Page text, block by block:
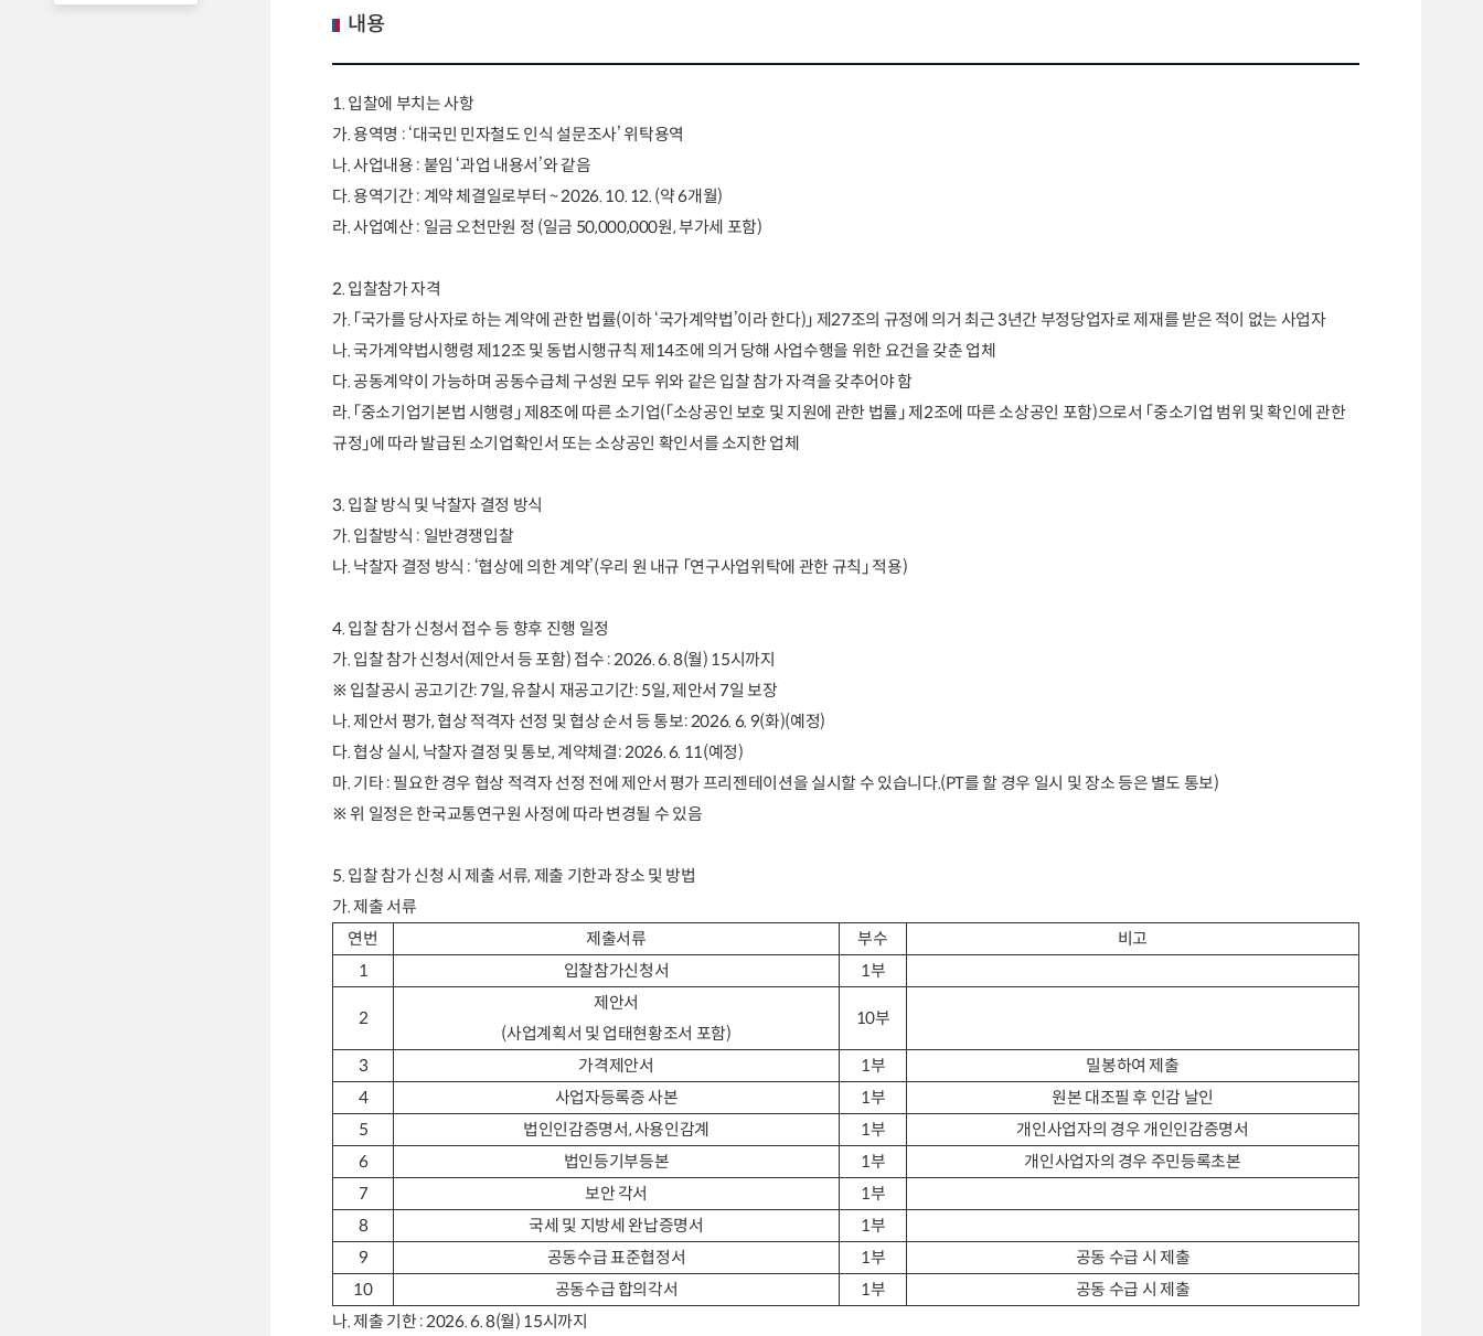
내용
1. 입찰에 부치는 사항
가.용역명 : ‘대국민 민자철도 인식 설문조사’위탁용역
나.사업내용 : 붙임 ‘과업 내용서 ’와 같음
다.용역기간: 계약 체결일로부터~ 2026. 10. 12. (약6개월)
라.사업예산: 일금 오천만원 정 (일금 50,000,000원,부가세 포함)
2. 입찰참가자격
가. 「국가를 당사자로 하는 계약에 관한 법률(이하‘국가계약법’이라 한다) 」 제27조의 규정에 의거 최근3년간 부정당업자로 제재를 받은 적이 없는 사업자
나.국가계약법시행령 제 12조 및 동법시행규칙 제 14조에 의거 당해 사업수행을 위한 요건을 갖춘 업체
다.공동계약이 가능하며 공동수급체 구성원 모두 위와 같은 입찰 참가 자격을 갖추어야 함
라. 「중소기업기본법 시행령 」제 8조에 따른 소기업(「소상공인 보호 및 지원에 관한 법률 」제 2조에 따른 소상공인 포함)으로서 「중소기업 범위 및 확인에 관한
규정 」에 따라 발급된 소기업확인서 또는 소상공인 확인서를 소지한 업체
3. 입찰 방식 및 낙찰자 결정 방식
가. 입찰방식 : 일반경쟁입찰
나. 낙찰자 결정 방식 : ‘협상에 의한 계약’(우리 원 내규 「연구사업위탁에 관한 규칙 」 적용)
4. 입찰 참가 신청서 접수 등 향후 진행 일정
가. 입찰 참가 신청서 (제안서 등 포함) 접수 : 2026. 6. 8(월) 15시까지
※ 입찰공시 공고기간: 7일,유찰시 재공고기간: 5일,제안서 7일 보장
나.제안서 평가,협상 적격자 선정 및 협상 순서 등 통보: 2026. 6. 9(화)(예정)
다.협상 실시, 낙찰자 결정 및 통보, 계약체결: 2026. 6. 11(예정)
마. 기타: 필요한 경우 협상 적격자 선정 전에 제안서 평가 프리젠테이션을 실시할수 있습니다.(PT를 할 경우 일시 및 장소 등은 별도 통보)
※위 일정은 한국교통연구원 사정에 따라 변경될 수 있음
5. 입찰 참가 신청 시 제출 서류, 제출 기한과 장소 및 방법
가.제출 서류
연번
제출서류 부수
비고
1
입찰참가신청서 1부
2
제안서
(사업계획서 및 업태현황조서 포함)
10부
3 가격제안서 1부
밀봉하여 제출
4
사업자등록증 사본 1부
원본 대조필 후 인감 날인
5
법인인감증명서,사용인감계 1부
개인사업자의 경우 개인인감증명서
6
법인등기부등본 1부
개인사업자의 경우 주민등록초본
7
보안 각서 1부
8
국세 및 지방세 완납증명서 1부
9
공동수급 표준협정서 1부
공동 수급 시 제출
10
공동수급 합의각서 1부
공동 수급 시 제출
나.제출 기한: 2026. 6. 8(월) 15시까지